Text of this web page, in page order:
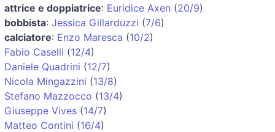
attrice e doppiatrice: Euridice Axen (20/9)
bobbista: Jessica Gillarduzzi (7/6)
calciatore: Enzo Maresca (10/2)
Fabio Caselli (12/4)
Daniele Quadrini (12/7)
Nicola Mingazzini (13/8)
Stefano Mazzocco (13/4)
Giuseppe Vives (14/7)
Matteo Contini (16/4)